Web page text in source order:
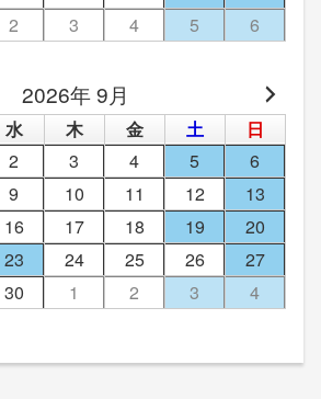
2 3 4 5 6
2026年 9月
水 木 金 土
日
2 3 4 5
6
9 10 11 12
13
16 17 18 19
20
23 24 25 26
27
30 1 2 3 4